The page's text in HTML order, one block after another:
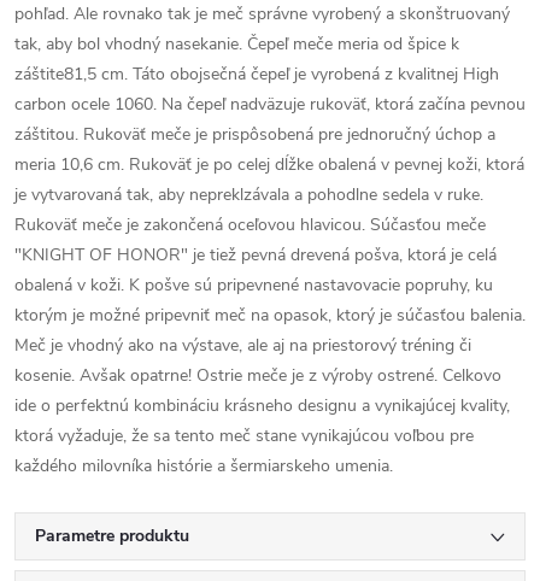
pohľad. Ale rovnako tak je meč správne vyrobený a skonštruovaný
tak, aby bol vhodný nasekanie. Čepeľ meče meria od špice k
záštite81,5 cm. Táto obojsečná čepeľ je vyrobená z kvalitnej High
carbon ocele 1060. Na čepeľ nadväzuje rukoväť, ktorá začína pevnou
záštitou. Rukoväť meče je prispôsobená pre jednoručný úchop a
meria 10,6 cm. Rukoväť je po celej dĺžke obalená v pevnej koži, ktorá
je vytvarovaná tak, aby nepreklzávala a pohodlne sedela v ruke.
Rukoväť meče je zakončená oceľovou hlavicou. Súčasťou meče
"KNIGHT OF HONOR" je tiež pevná drevená pošva, ktorá je celá
obalená v koži. K pošve sú pripevnené nastavovacie popruhy, ku
ktorým je možné pripevniť meč na opasok, ktorý je súčasťou balenia.
Meč je vhodný ako na výstave, ale aj na priestorový tréning či
kosenie. Avšak opatrne! Ostrie meče je z výroby ostrené. Celkovo
ide o perfektnú kombináciu krásneho designu a vynikajúcej kvality,
ktorá vyžaduje, že sa tento meč stane vynikajúcou voľbou pre
každého milovníka histórie a šermiarskeho umenia.
Parametre produktu